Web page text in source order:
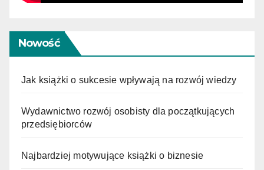
Nowość
Jak książki o sukcesie wpływają na rozwój wiedzy
Wydawnictwo rozwój osobisty dla początkujących
przedsiębiorców
Najbardziej motywujące książki o biznesie